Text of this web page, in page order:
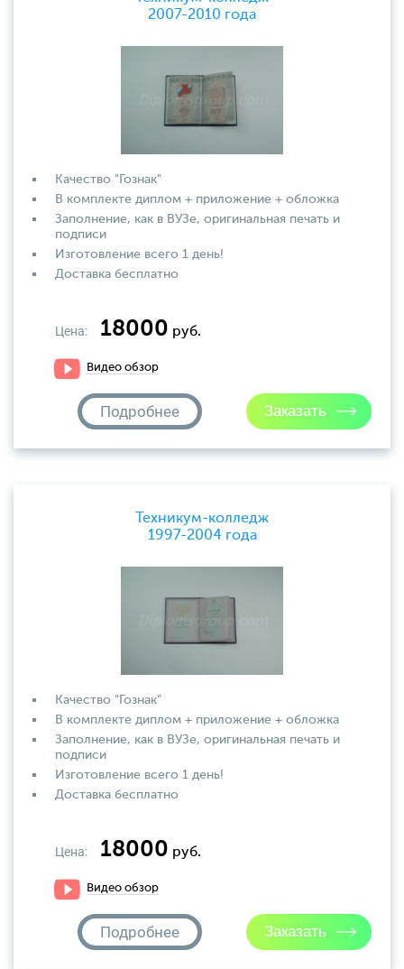
2007-2010 года
Качество "Гознак"
В комплекте диплом + приложение + обложка
Заполнение, как в ВУЗе, оригинальная печать и
подписи
Изготовление всего 1 день!
Доставка бесплатно
Цена: 18000 руб.
Видео обзор
Подробнее
Техникум-колледж
1997-2004 года
Качество "Гознак"
В комплекте диплом + приложение + обложка
Заполнение, как в ВУЗе, оригинальная печать и
подписи
Изготовление всего 1 день!
Доставка бесплатно
Цена: 18000 руб.
Видео обзор
Подробнее